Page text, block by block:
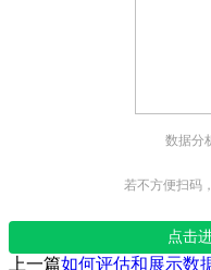
数据分
若不方便扫码
点击
上一篇如何评估和展示数